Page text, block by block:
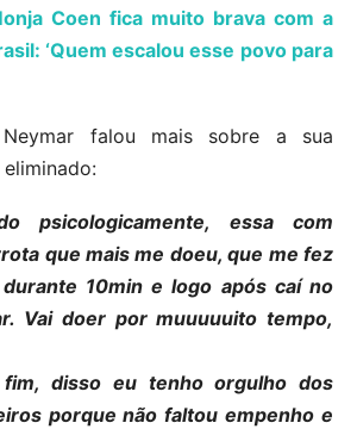
Coen fica muito brava com a
‘Quem escalou esse povo para
falou mais sobre a sua
psicologicamente, essa com
que mais me doeu, que me fez
10min e logo após caí no
Vai doer por muuuuuito tempo,
disso eu tenho orgulho dos
porque não faltou empenho e